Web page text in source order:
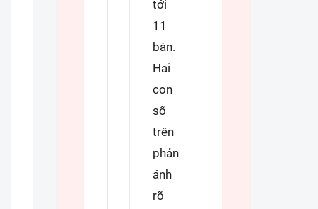
tới
11
bàn.
Hai
con
số
trên
phản
ánh
rõ